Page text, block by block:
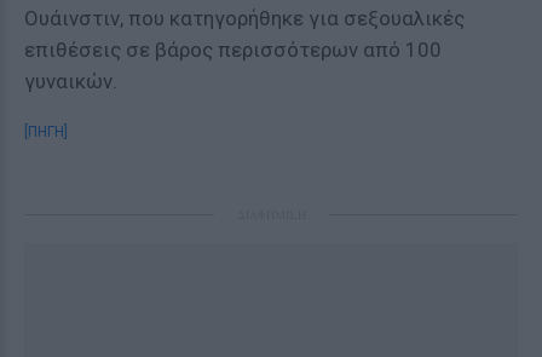
Ουάινστιν, που κατηγορήθηκε για σεξουαλικές
επιθέσεις σε βάρος περισσότερων από 100
γυναικών.
[ΠΗΓΗ]